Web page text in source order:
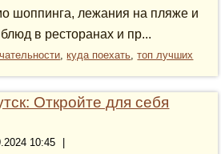
шоппинга, лежания на пляже и
в ресторанах и пр...
,куда поехать,топ лучших
Откройте для себя
10:45